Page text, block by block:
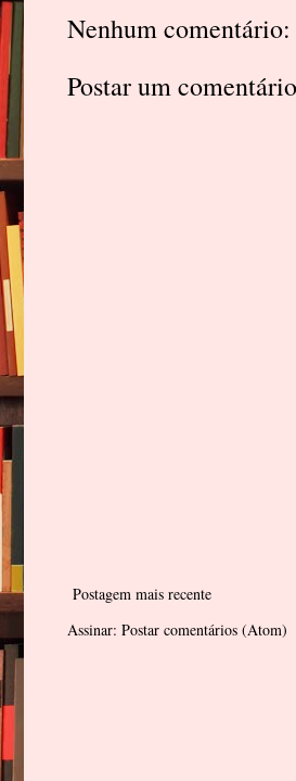
Nenhum comentário:
Postar um comentário
Postagem mais recente
Assinar: Postar comentários (Atom)